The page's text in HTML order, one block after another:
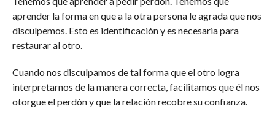
aprender la forma en que a la otra persona le agrada que nos
disculpemos. Esto es identificación y es necesaria para
restaurar al otro.
Cuando nos disculpamos de tal forma que el otro logra
interpretarnos de la manera correcta, facilitamos que él nos
otorgue el perdón y que la relación recobre su confianza.